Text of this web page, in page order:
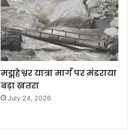
मद्महेश्वर यात्रा मार्ग पर मंडराया
बड़ा खतरा
July 24, 2026